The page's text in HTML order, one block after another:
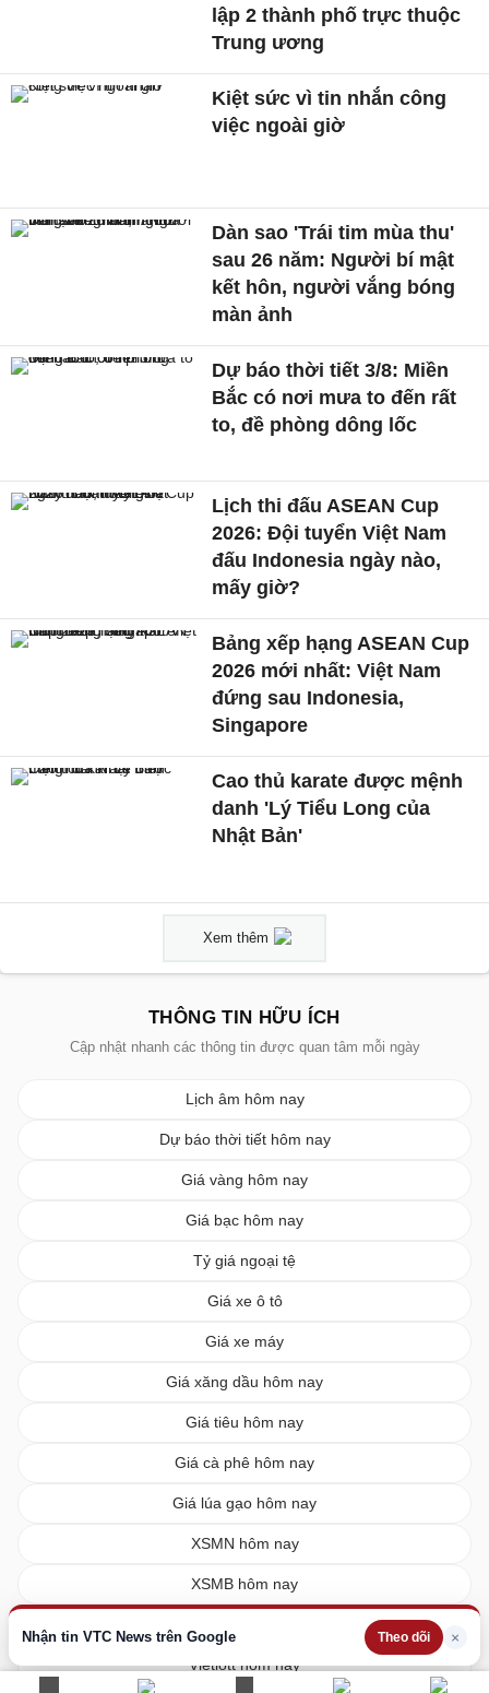
Nhận tin VTC News trên Google Theo dõi ×
lập 2 thành phố trực thuộc
Trung ương
Kiệt sức vì tin nhắn công
việc ngoài giờ
Dàn sao 'Trái tim mùa thu'
sau 26 năm: Người bí mật
kết hôn, người vắng bóng
màn ảnh
Dự báo thời tiết 3/8: Miền
Bắc có nơi mưa to đến rất
to, đề phòng dông lốc
Lịch thi đấu ASEAN Cup
2026: Đội tuyển Việt Nam
đấu Indonesia ngày nào,
mấy giờ?
Bảng xếp hạng ASEAN Cup
2026 mới nhất: Việt Nam
đứng sau Indonesia,
Singapore
Cao thủ karate được mệnh
danh 'Lý Tiểu Long của
Nhật Bản'
Xem thêm
THÔNG TIN HỮU ÍCH
Cập nhật nhanh các thông tin được quan tâm mỗi ngày
Lịch âm hôm nay
Dự báo thời tiết hôm nay
Giá vàng hôm nay
Giá bạc hôm nay
Tỷ giá ngoại tệ
Giá xe ô tô
Giá xe máy
Giá xăng dầu hôm nay
Giá tiêu hôm nay
Giá cà phê hôm nay
Giá lúa gạo hôm nay
XSMN hôm nay
XSMB hôm nay
Vietlott hôm nay